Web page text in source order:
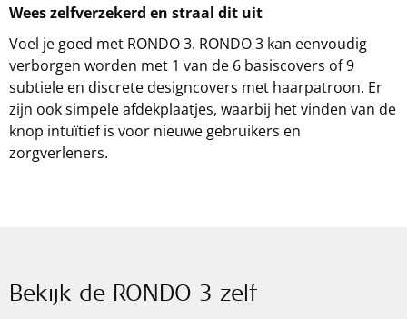
Wees zelfverzekerd en straal dit uit
Voel je goed met RONDO 3. RONDO 3 kan eenvoudig
verborgen worden met 1 van de 6 basiscovers of 9
subtiele en discrete designcovers met haarpatroon. Er
zijn ook simpele afdekplaatjes, waarbij het vinden van de
knop intuïtief is voor nieuwe gebruikers en
zorgverleners.
Bekijk de RONDO 3 zelf